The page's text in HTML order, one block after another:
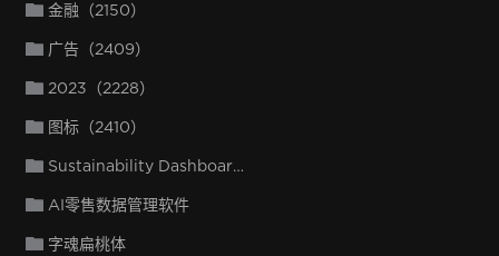
金融（2150）
广告（2409）
2023（2228）
图标（2410）
Sustainability Dashboard Design
AI零售数据管理软件
字魂扁桃体